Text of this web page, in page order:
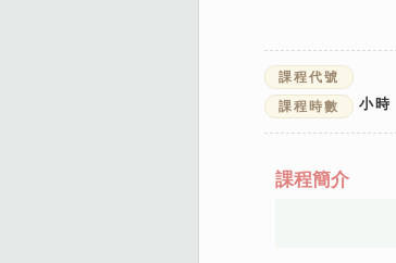
課程代號
課程時數
小時
課程簡介